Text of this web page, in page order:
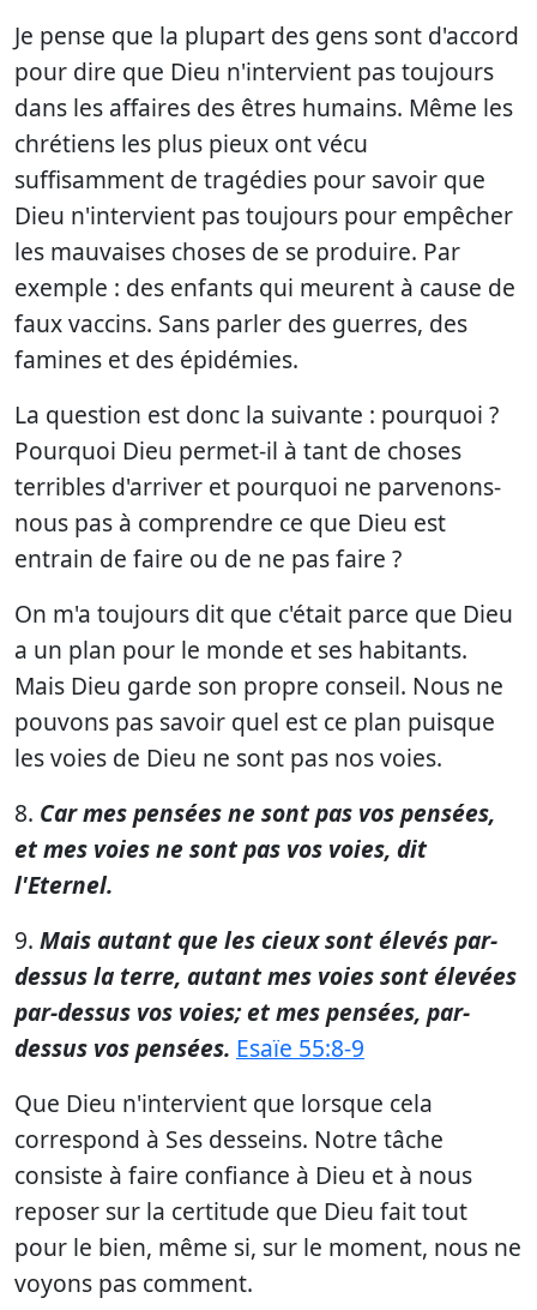
Je pense que la plupart des gens sont d'accord
pour dire que Dieu n'intervient pas toujours
dans les affaires des êtres humains. Même les
chrétiens les plus pieux ont vécu
suffisamment de tragédies pour savoir que
Dieu n'intervient pas toujours pour empêcher
les mauvaises choses de se produire. Par
exemple : des enfants qui meurent à cause de
faux vaccins. Sans parler des guerres, des
famines et des épidémies.
La question est donc la suivante : pourquoi ?
Pourquoi Dieu permet-il à tant de choses
terribles d'arriver et pourquoi ne parvenons-
nous pas à comprendre ce que Dieu est
entrain de faire ou de ne pas faire ?
On m'a toujours dit que c'était parce que Dieu
a un plan pour le monde et ses habitants.
Mais Dieu garde son propre conseil. Nous ne
pouvons pas savoir quel est ce plan puisque
les voies de Dieu ne sont pas nos voies.
8. Car mes pensées ne sont pas vos pensées,
et mes voies ne sont pas vos voies, dit
l'Eternel.
9. Mais autant que les cieux sont élevés par-
dessus la terre, autant mes voies sont élevées
par-dessus vos voies; et mes pensées, par-
dessus vos pensées. Esaïe 55:8-9
Que Dieu n'intervient que lorsque cela
correspond à Ses desseins. Notre tâche
consiste à faire confiance à Dieu et à nous
reposer sur la certitude que Dieu fait tout
pour le bien, même si, sur le moment, nous ne
voyons pas comment.